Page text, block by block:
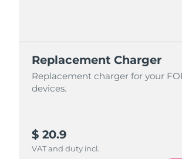
Replacement Charger
Replacement charger for your
devices.
$ 20.9
VAT and duty incl.